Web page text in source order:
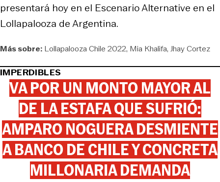
presentará hoy en el Escenario Alternative en el
Lollapalooza de Argentina.
Más sobre: Lollapalooza Chile 2022 Mia Khalifa Jhay Cortez
IMPERDIBLES
VA POR UN MONTO MAYOR AL
DE LA ESTAFA QUE SUFRIÓ:
AMPARO NOGUERA DESMIENTE
A BANCO DE CHILE Y CONCRETA
MILLONARIA DEMANDA